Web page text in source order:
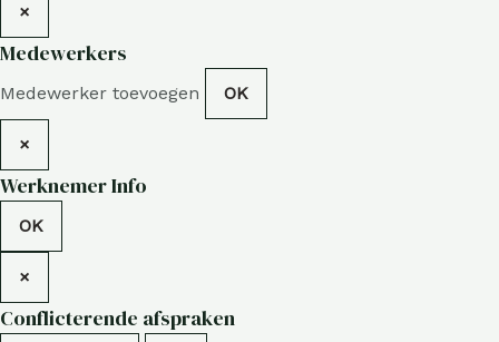
×
Medewerkers
Medewerker toevoegen OK
×
Werknemer Info
OK
×
Conflicterende afspraken